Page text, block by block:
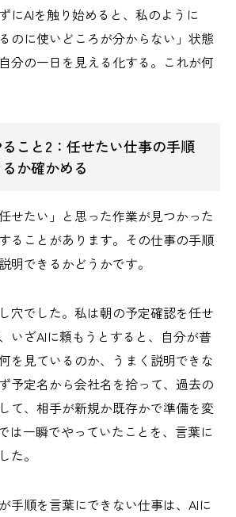
にAIを触り始めると、私のように
のに使いどころが分からない」状態
分の一日を見える化する。これが何
こと2：任せたい仕事の手順
か確かめる
せたい」と思った作業が見つかった
ることがあります。その仕事の手順
明できるかどうかです。
穴でした。私は朝の予定確認を任せ
いざAIに頼もうとすると、自分が普
を見ているのか、うまく説明できな
予定名から会社名を拾って、過去の
て、相手が新規か既存かで準備を変
は一瞬でやっていたことを、言葉に
た。
手順を言葉にできない仕事は、AIに